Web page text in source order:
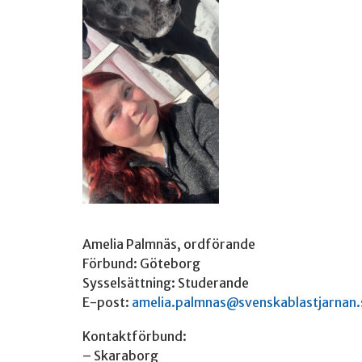
Amelia Palmnäs, ordförande
Förbund: Göteborg
Sysselsättning: Studerande
E-post:
Kontaktförbund:
– Skaraborg